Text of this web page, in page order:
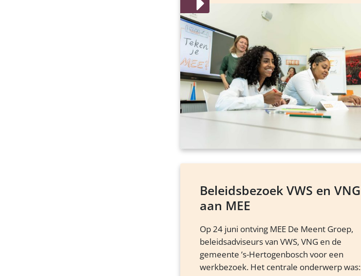
Beleidsbezoek VWS en VNG
aan MEE
Op 24 juni ontving MEE De Meent Groep,
beleidsadviseurs van VWS, VNG en de
gemeente ’s-Hertogenbosch voor een
werkbezoek. Het centrale onderwerp was: